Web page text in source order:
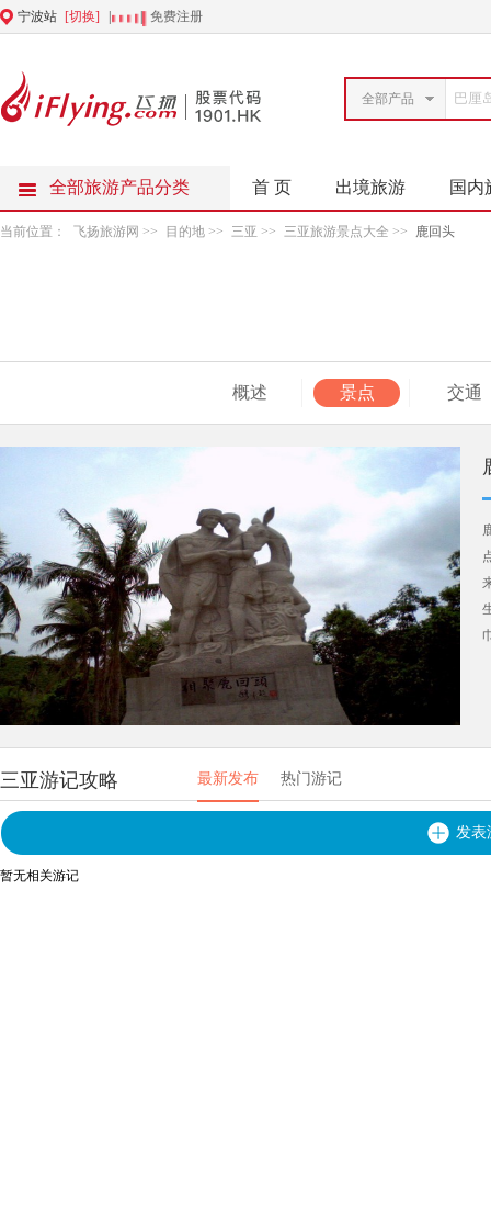
宁波站 [切换] | 免费注册
全部产品
全部旅游产品分类 首 页 出境旅游 国内
当前位置： 飞扬旅游网 >> 目的地 >> 三亚 >> 三亚旅游景点大全 >> 鹿回头
概述 景点 交通
三亚游记攻略 最新发布 热门游记
发表
暂无相关游记